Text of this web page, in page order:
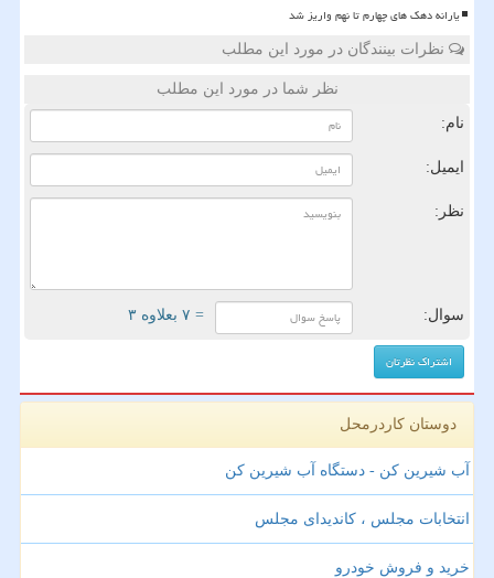
یارانه دهک های چهارم تا نهم واریز شد
نظرات بینندگان در مورد این مطلب
نظر شما در مورد این مطلب
نام:
ایمیل:
نظر:
سوال: = ۷ بعلاوه ۳
دوستان کاردرمحل
آب شیرین کن - دستگاه آب شیرین کن
انتخابات مجلس ، کاندیدای مجلس
خرید و فروش خودرو